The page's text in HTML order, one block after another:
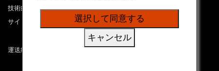
技術的なお問い合わせ（推奨環境）
サイトマップ
運送約款
選択して同意する
キャンセル